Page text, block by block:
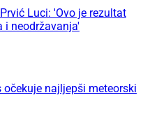
Luci: 'Ovo je rezultat
i neodržavanja'
očekuje najljepši meteorski